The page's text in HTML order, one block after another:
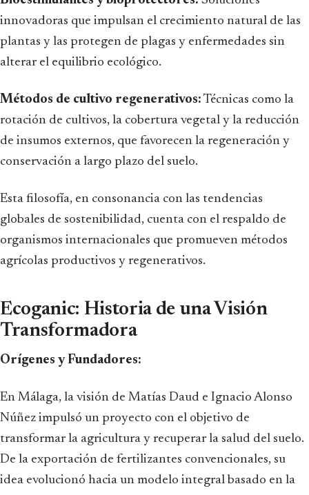
innovadoras que impulsan el crecimiento natural de las
plantas y las protegen de plagas y enfermedades sin
alterar el equilibrio ecológico.
Métodos de cultivo regenerativos: Técnicas como la
rotación de cultivos, la cobertura vegetal y la reducción
de insumos externos, que favorecen la regeneración y
conservación a largo plazo del suelo.
Esta filosofía, en consonancia con las tendencias
globales de sostenibilidad, cuenta con el respaldo de
organismos internacionales que promueven métodos
agrícolas productivos y regenerativos.
Ecoganic: Historia de una Visión
Transformadora
Orígenes y Fundadores:
En Málaga, la visión de Matías Daud e Ignacio Alonso
Núñez impulsó un proyecto con el objetivo de
transformar la agricultura y recuperar la salud del suelo.
De la exportación de fertilizantes convencionales, su
idea evolucionó hacia un modelo integral basado en la